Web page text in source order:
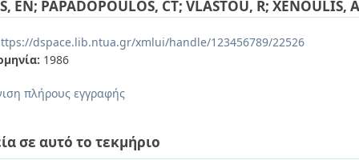
EN; PAPADOPOULOS, CT; VLASTOU, R; XENOULIS,
dspace.lib.ntua.gr/xmlui/handle/123456789/22526
1986
πλήρους εγγραφής
σε αυτό το τεκμήριο